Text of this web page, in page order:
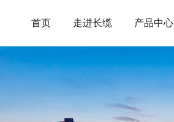
首页 走进长缆 产品中心